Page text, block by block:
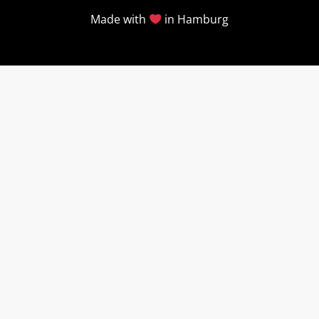
Made with in Hamburg